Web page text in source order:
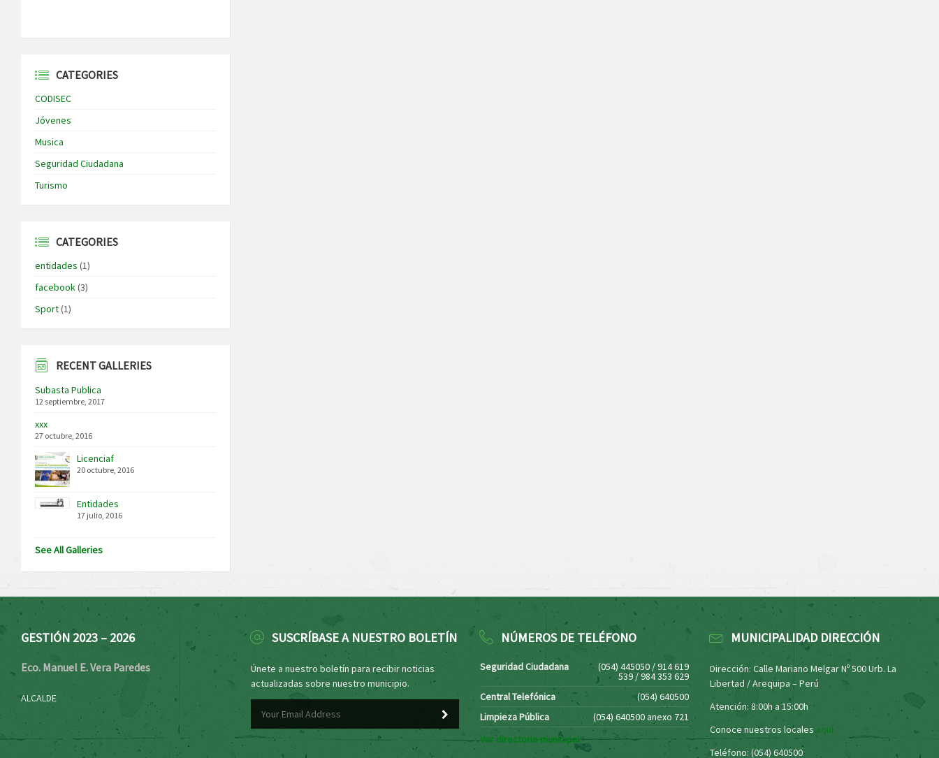
CATEGORIES
CODISEC
Jóvenes
Musica
Seguridad Ciudadana
Turismo
CATEGORIES
entidades (1)
facebook(3)
Sport(1)
RECENT GALLERIES
Subasta Publica
12 septiembre, 2017
xxx
27 octubre, 2016
Licenciaf
20 octubre, 2016
Entidades
17 julio, 2016
See All Galleries
GESTIÓN 2023 – 2026
Eco. Manuel E. Vera Paredes
ALCALDE
SUSCRÍBASE A NUESTRO BOLETÍN
Únete a nuestro boletín para recibir noticias
actualizadas sobre nuestro municipio.
NÚMEROS DE TELÉFONO
Seguridad Ciudadana (054) 445050 / 914 619
539 / 984 353 629
Central Telefónica
(054) 640500
Limpieza Pública
(054) 640500 anexo 721
Ver directorio municipal
MUNICIPALIDAD DIRECCIÓN
Dirección: Calle Mariano Melgar Nº 500 Urb. La
Libertad / Arequipa – Perú
Atención: 8:00h a 15:00h
Conoce nuestros locales aquí
Teléfono: (054) 640500